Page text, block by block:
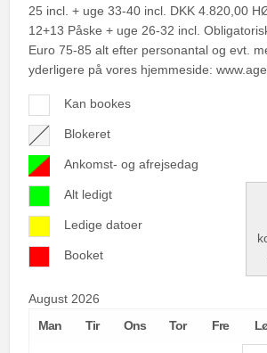
25 incl. + uge 33-40 incl. DKK 4.820,00
12+13 Påske + uge 26-32 incl.
Euro 75-85 alt efter personantal og evt.
yderligere på vores hjemmeside:
Kan bookes
Blokeret
Ankomst- og afrejsedag
Alt ledigt
Ledige datoer
Booket
August 2026
Man
Tir Ons Tor Fre